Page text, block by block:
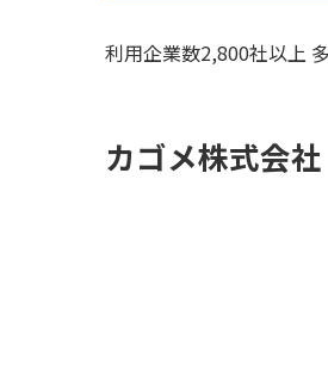
利用企業数2,800社以上
カゴメ株式会社